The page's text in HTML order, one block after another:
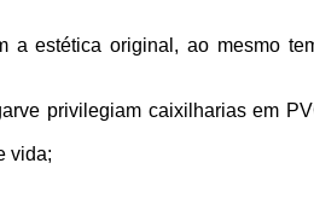
estética original, ao mesmo
privilegiam caixilharias em
vida;